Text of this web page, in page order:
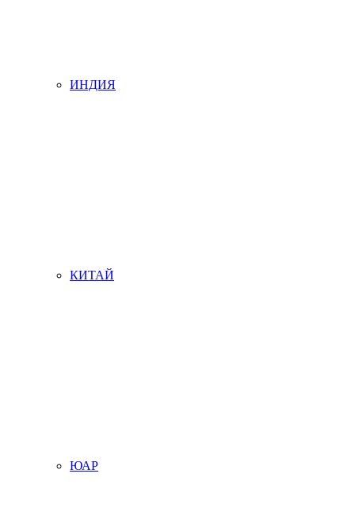
ИНДИЯ
КИТАЙ
ЮАР